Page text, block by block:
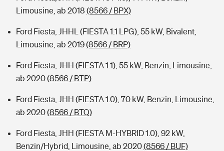
Limousine, ab 2018 (8566 / BPX)
Ford Fiesta, JHHL (FIESTA 1.1 LPG), 55 kW, Bivalent,
Limousine, ab 2019(8566 / BRP)
Ford Fiesta, JHH (FIESTA 1.1), 55 kW, Benzin, Limousine,
ab 2020(8566 / BTP)
Ford Fiesta, JHH (FIESTA 1.0), 70 kW, Benzin, Limousine,
ab 2020(8566 / BTQ)
Ford Fiesta, JHH (FIESTA M-HYBRID 1.0), 92 kW,
Benzin/Hybrid, Limousine, ab 2020(8566 / BUF)